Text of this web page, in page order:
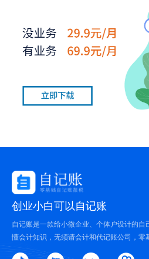
创业小白可以自记账
自记账是一款给小微企业、个体户设计的
懂会计知识，无须请会计和代记账公司，零